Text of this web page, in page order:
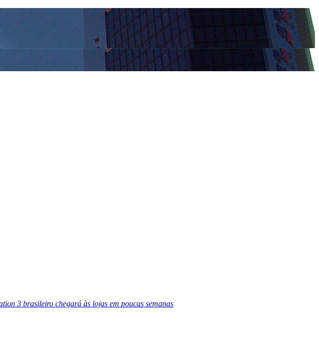
3 brasileiro chegará às lojas em poucas semanas